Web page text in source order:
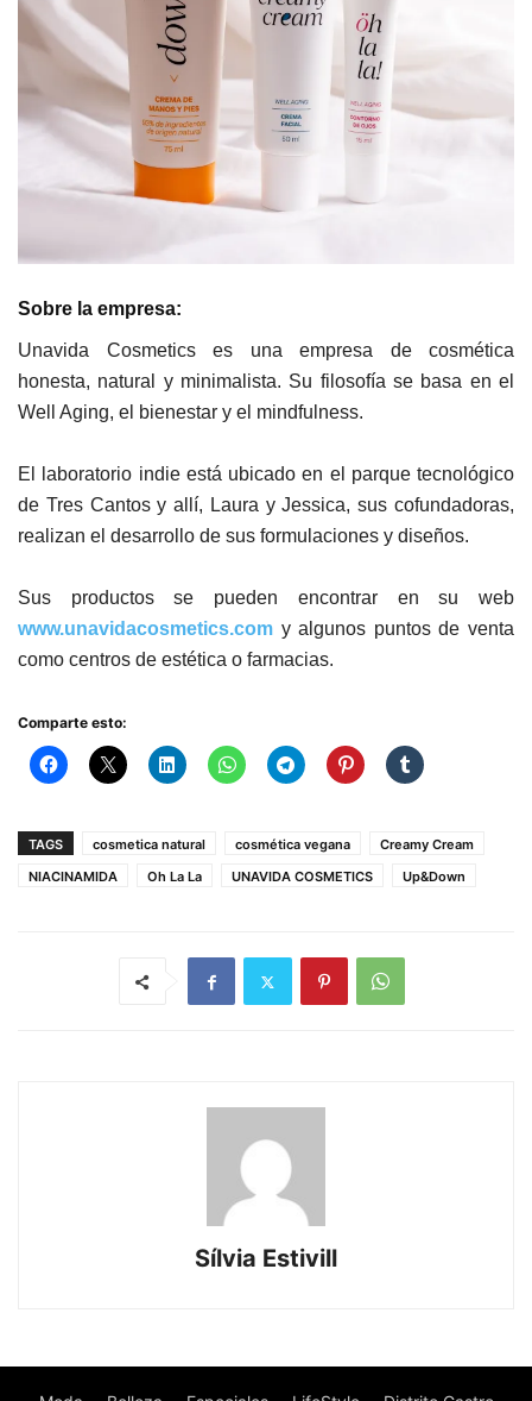
Sobre la empresa:
Unavida Cosmetics es una empresa de cosmética
honesta, natural y minimalista. Su filosofía se basa en el
Well Aging, el bienestar y el mindfulness.
El laboratorio indie está ubicado en el parque tecnológico
de Tres Cantos y allí, Laura y Jessica, sus cofundadoras,
realizan el desarrollo de sus formulaciones y diseños.
Sus productos se pueden encontrar en su web
www.unavidacosmetics.com y algunos puntos de venta
como centros de estética o farmacias.
Comparte esto:
TAGS cosmetica natural cosmética vegana
Creamy Cream
NIACINAMIDA
Oh La La UNAVIDA COSMETICS Up&Down
Sílvia Estivill